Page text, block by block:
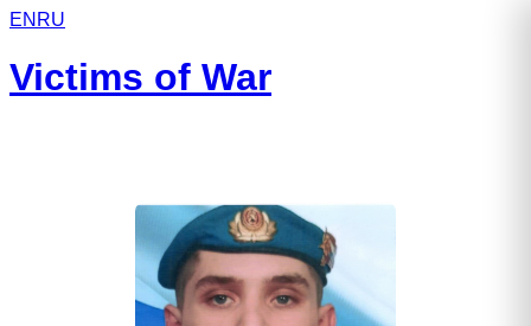
EN RU
Victims of War